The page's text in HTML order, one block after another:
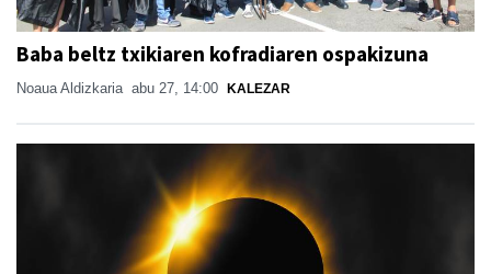
Baba beltz txikiaren kofradiaren ospakizuna
Noaua Aldizkaria abu 27, 14:00 KALEZAR